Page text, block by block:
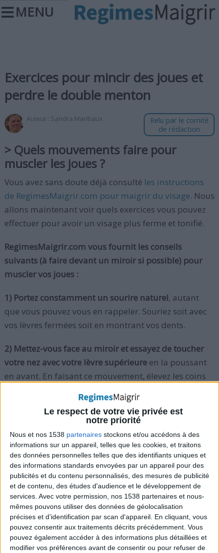
Le respect de votre vie privée est
notre priorité
Nous et nos 1538 partenaires stockons et/ou accédons à des
informations sur un appareil, telles que les cookies, et traitons
des données personnelles telles que des identifiants uniques et
des informations standards envoyées par un appareil pour des
publicités et du contenu personnalisés, des mesures de publicité
et de contenu, des études d'audience et le développement de
services. Avec votre permission, nos 1538 partenaires et nous-
mêmes pouvons utiliser des données de géolocalisation
précises et d’identification par scan d'appareil. En cliquant, vous
pouvez consentir aux traitements décrits précédemment. Vous
pouvez également accéder à des informations plus détaillées et
modifier vos préférences avant de consentir ou pour refuser de
MENU
Exercices pour mincir des joues et
perdre le double menton
Auteur : Sandra Maribaux
Relu par le comité
de rédaction
> Quels mouvements faire pour
muscler les joues ?
Vous avez sans doute déjà consulté les instructions
de RegimesMaigrir.com pour maigrir du visage. Nous
allons maintenant voir quels exercices vous pouvez
effectuer pour avoir un visage plus ferme et tonifié.
RegimesMaigrir.com vous fournit les conseils
suivants (à faire devant un miroir si possible) pour
muscler vos joues :
1) Portez constamment un sourire naturel, autant
que vous pouvez vous en rappeler. Souriez soit avec
vos lèvres fermées soit en montrant vos dents.
2) Mettez-vous face au miroir et essayez de toucher
votre nez avec votre lèvre supérieureen la poussant
en avant. En faisant ce mouvement, élevez les coins
Gardez cette position pendant 10 secondes et
détendez-vous. Répétez ces mouvements 5 fois.
3) Souriez de manière exagérée en face du miroir.
Fermez vos lèvres et ayez un sourire aussi large que
vous pouvez, comme si vous essayez de toucher vos
deux oreilles avec les coins de votre bouche.
Gardez cette position entre 8 et 10 secondes et
détendez-vous. Répétez ces mouvements 5 fois.